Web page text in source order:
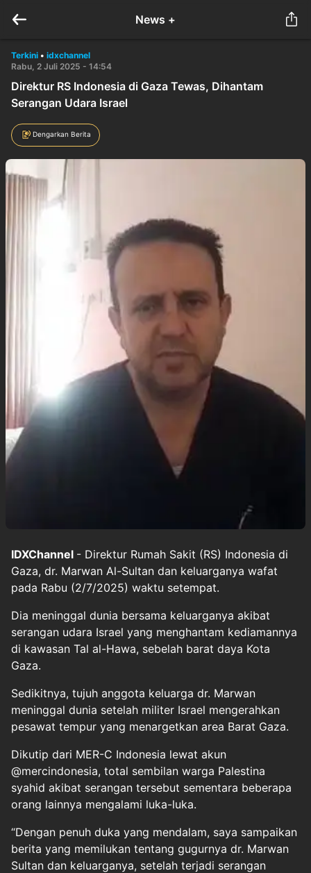
News +
Terkini • idxchannel
Rabu, 2 Juli 2025 - 14:54
Direktur RS Indonesia di Gaza Tewas, Dihantam
Serangan Udara Israel
Dengarkan Berita
IDXChannel - Direktur Rumah Sakit (RS) Indonesia di
Gaza, dr. Marwan Al-Sultan dan keluarganya wafat
pada Rabu (2/7/2025) waktu setempat.
Dia meninggal dunia bersama keluarganya akibat
serangan udara Israel yang menghantam kediamannya
di kawasan Tal al-Hawa, sebelah barat daya Kota
Gaza.
Sedikitnya, tujuh anggota keluarga dr. Marwan
meninggal dunia setelah militer Israel mengerahkan
pesawat tempur yang menargetkan area Barat Gaza.
Dikutip dari MER-C Indonesia lewat akun
@mercindonesia, total sembilan warga Palestina
syahid akibat serangan tersebut sementara beberapa
orang lainnya mengalami luka-luka.
“Dengan penuh duka yang mendalam, saya sampaikan
berita yang memilukan tentang gugurnya dr. Marwan
Sultan dan keluarganya, setelah terjadi serangan